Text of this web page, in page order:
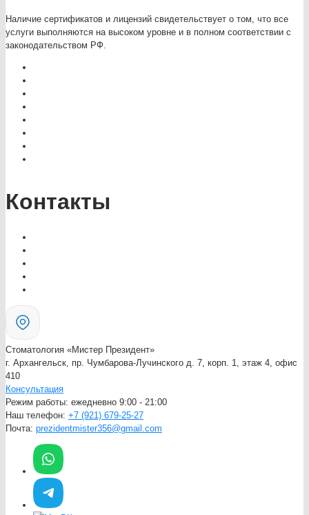
Наличие сертификатов и лицензий свидетельствует о том, что все
услуги выполняются на высоком уровне и в полном соответствии с
законодательством РФ.
Контакты
Стоматология «Мистер Президент»
г. Архангельск, пр. Чумбарова-Лучинского д. 7, корп. 1, этаж 4, офис
410
Консультация
Режим работы: ежедневно 9:00 - 21:00
Наш телефон: +7 (921) 679-25-27
Почта: prezidentmister356@gmail.com